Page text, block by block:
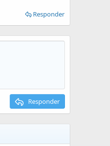
Responder
Responder